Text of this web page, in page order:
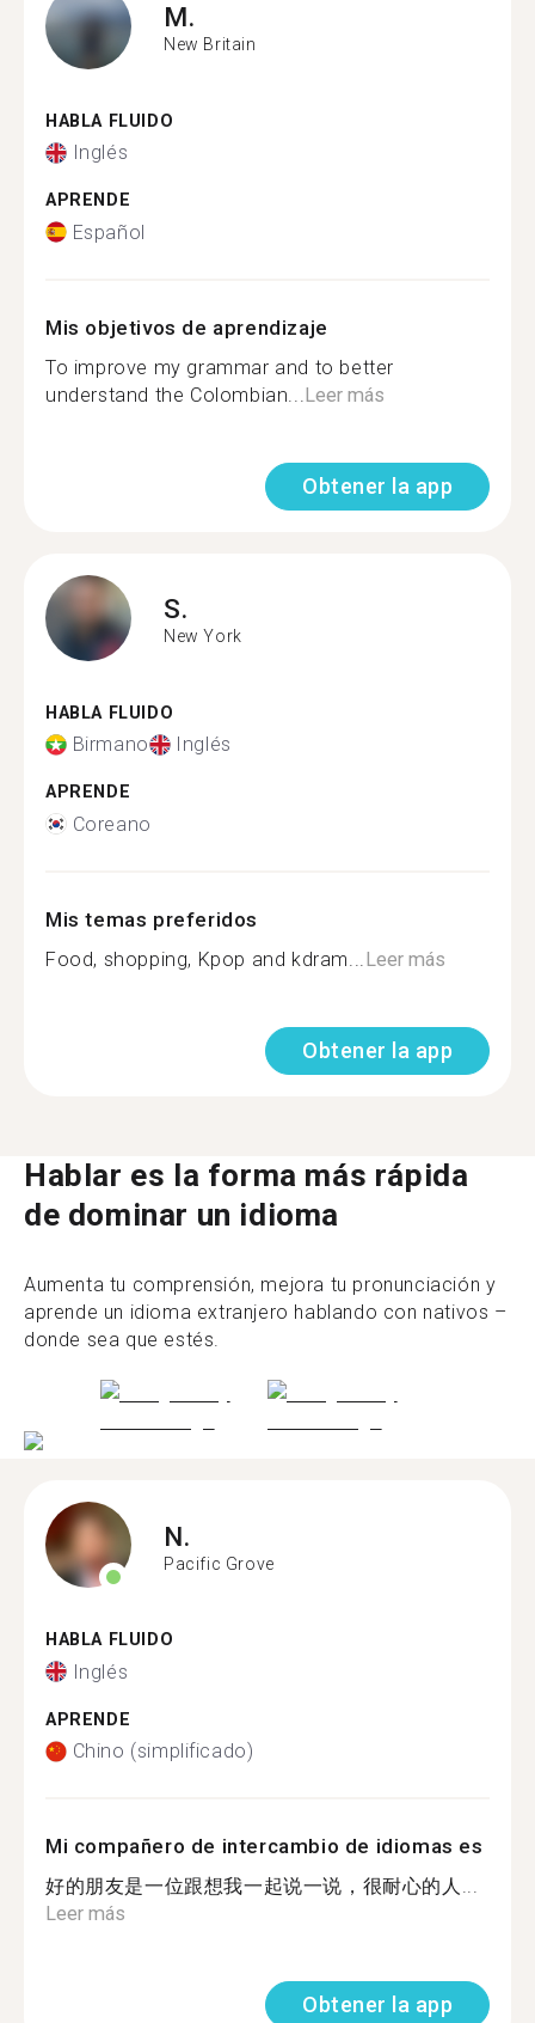
M.
New Britain
HABLA FLUIDO
Inglés
APRENDE
Español
Mis objetivos de aprendizaje
To improve my grammar and to better
understand the Colombian... Leer más
Obtener la app
S.
New York
HABLA FLUIDO
Birmano Inglés
APRENDE
Coreano
Mis temas preferidos
Food, shopping, Kpop and kdram... Leer más
Obtener la app
Hablar es la forma más rápida
de dominar un idioma
Aumenta tu comprensión, mejora tu pronunciación y
aprende un idioma extranjero hablando con nativos –
donde sea que estés.
N.
Pacific Grove
HABLA FLUIDO
Inglés
APRENDE
Chino (simplificado)
Mi compañero de intercambio de idiomas es
好的朋友是一位跟想我一起说一说，很耐心的人...
Leer más
Obtener la app